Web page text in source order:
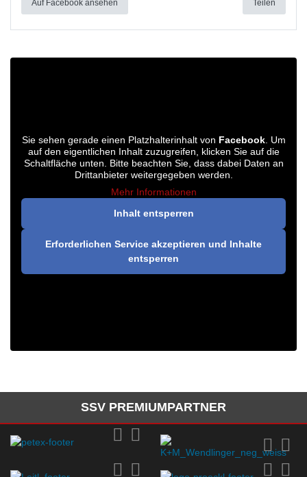
Auf Facebook ansehen Teilen
Sie sehen gerade einen Platzhalterinhalt von Facebook. Um
auf den eigentlichen Inhalt zuzugreifen, klicken Sie auf die
Schaltfläche unten. Bitte beachten Sie, dass dabei Daten an
Drittanbieter weitergegeben werden.
Mehr Informationen
Inhalt entsperren
Erforderlichen Service akzeptieren und Inhalte
entsperren
SSV PREMIUMPARTNER